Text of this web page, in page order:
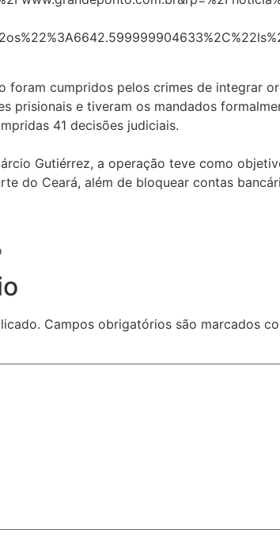
foram cumpridos pelos crimes de integrar
prisionais e tiveram os mandados
41 decisões judiciais.
Gutiérrez, a operação teve como
do Ceará, além de bloquear contas
Campos obrigatórios são marcados